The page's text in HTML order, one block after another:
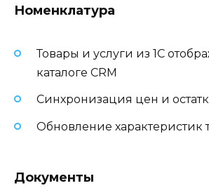
Номенклатура
Товары и услуги из 1С
каталоге CRM
Синхронизация цен и
Обновление характеристик
Документы